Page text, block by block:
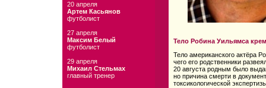
20 апреля
Артем Касьянов
футболист
27 апреля
Максим Белый
футболист
29 апреля
Михаил Стельмах
главный тренер
Тело Робина Уильямса
Тело американского актёра
чего его родственники
20 августа родным было
но причина смерти в
токсикологической